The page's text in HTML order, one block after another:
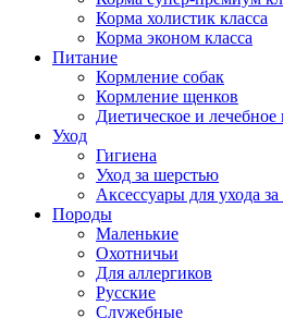
Корма холистик класса
Корма эконом класса
Питание
Кормление собак
Кормление щенков
Диетическое и лечебное
Уход
Гигиена
Уход за шерстью
Аксессуары для ухода за
Породы
Маленькие
Охотничьи
Для аллергиков
Русские
Служебные